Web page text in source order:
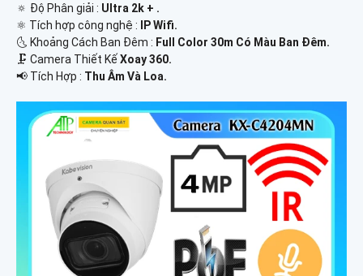
🔅 Độ Phân giải : Ultra 2k + .
⚛️ Tích hợp công nghệ :
IP Wifi.
🌜 Khoảng Cách Ban Đêm : Full Color 30m Có Màu Ban Ðêm.
🗜️ Camera Thiết Kế Xoay 360.
️📢 Tích Hợp : Thu Âm Và Loa.